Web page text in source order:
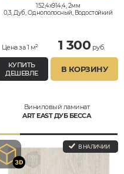
152,4x914,4, 2мм
0,3, Дуб, Однополосный, Водостойкий
Цена за 1 м² 1 300 руб.
КУПИТЬ
ДЕШЕВЛЕ
В КОРЗИНУ
Виниловый ламинат
ART EAST ДУБ БЕССА
В НАЛИЧИИ